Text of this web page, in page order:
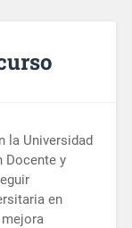
la Universidad
Docente y
en